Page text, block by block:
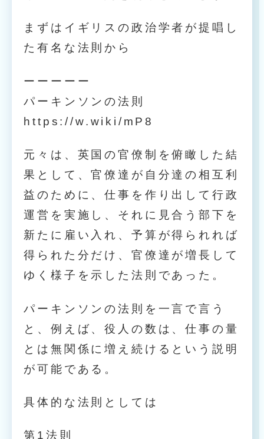
まずはイギリスの政治学者が提唱し
た有名な法則から
ーーーーー
パーキンソンの法則
https://w.wiki/mP8
元々は、英国の官僚制を俯瞰した結
果として、官僚達が自分達の相互利
益のために、仕事を作り出して行政
運営を実施し、それに見合う部下を
新たに雇い入れ、予算が得られれば
得られた分だけ、官僚達が増長して
ゆく様子を示した法則であった。
パーキンソンの法則を一言で言う
と、例えば、役人の数は、仕事の量
とは無関係に増え続けるという説明
が可能である。
具体的な法則としては
第1法則